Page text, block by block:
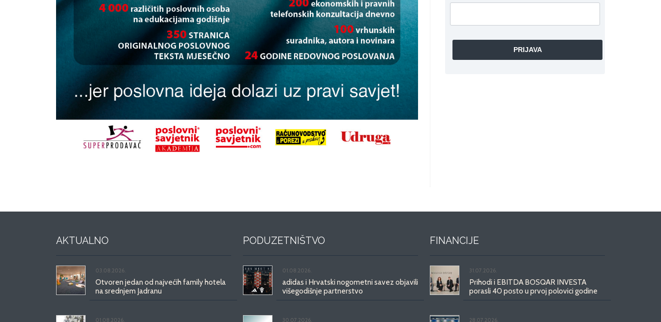
AKTUALNO
03.08.2026.
Otvoren jedan od najvećih family hotela
na srednjem Jadranu
01.08.2026.
PODUZETNIŠTVO
01.08.2026.
adidas i Hrvatski nogometni savez objavili
višegodišnje partnerstvo
30.07.2026.
FINANCIJE
31.07.2026.
Prihodi i EBITDA BOSQAR INVESTA
porasli 40 posto u prvoj polovici godine
28.07.2026.